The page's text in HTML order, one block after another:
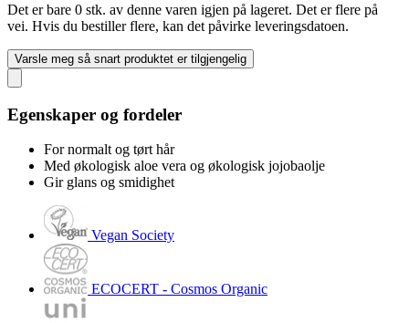
Det er bare 0 stk. av denne varen igjen på lageret. Det er flere på
vei. Hvis du bestiller flere, kan det påvirke leveringsdatoen.
Varsle meg så snart produktet er tilgjengelig
Egenskaper og fordeler
For normalt og tørt hår
Med økologisk aloe vera og økologisk jojobaolje
Gir glans og smidighet
Vegan Society
ECOCERT - Cosmos Organic